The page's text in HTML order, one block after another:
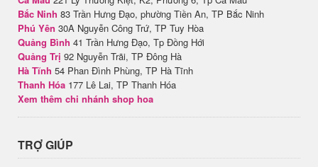
Bắc Ninh 83 Trần Hưng Đạo, phường Tiền An, TP Bắc Ninh
Phú Yên 30A Nguyễn Công Trứ, TP Tuy Hòa
Quảng Bình 41 Trần Hưng Đạo, Tp Đồng Hới
Quảng Trị 92 Nguyễn Trãi, TP Đông Hà
Hà Tĩnh 54 Phan Đình Phùng, TP Hà Tĩnh
Thanh Hóa 177 Lê Lai, TP Thanh Hóa
Xem thêm chi nhánh shop hoa
TRỢ GIÚP